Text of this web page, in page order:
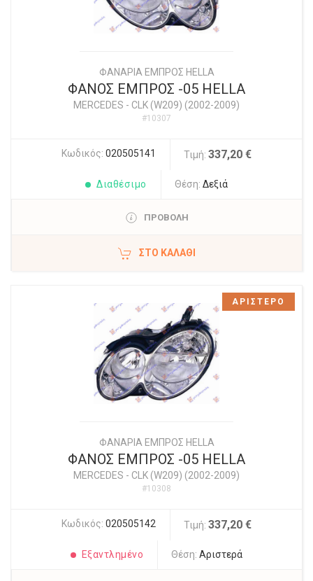
ΦΑΝΑΡΙΑ ΕΜΠΡΟΣ HELLA
ΦΑΝΟΣ ΕΜΠΡΟΣ -05 HELLA
MERCEDES - CLK (W209) (2002-2009)
#10307
Κωδικός: 020505141 Τιμή: 337,20 €
Διαθέσιμο Θέση: Δεξιά
ΠΡΟΒΟΛΗ
ΣΤΟ ΚΑΛΆΘΙ
ΦΑΝΑΡΙΑ ΕΜΠΡΟΣ HELLA
ΦΑΝΟΣ ΕΜΠΡΟΣ -05 HELLA
MERCEDES - CLK (W209) (2002-2009)
#10308
Κωδικός: 020505142 Τιμή: 337,20 €
Εξαντλημένο Θέση:Αριστερά
ΑΡΙΣΤΕΡΟ